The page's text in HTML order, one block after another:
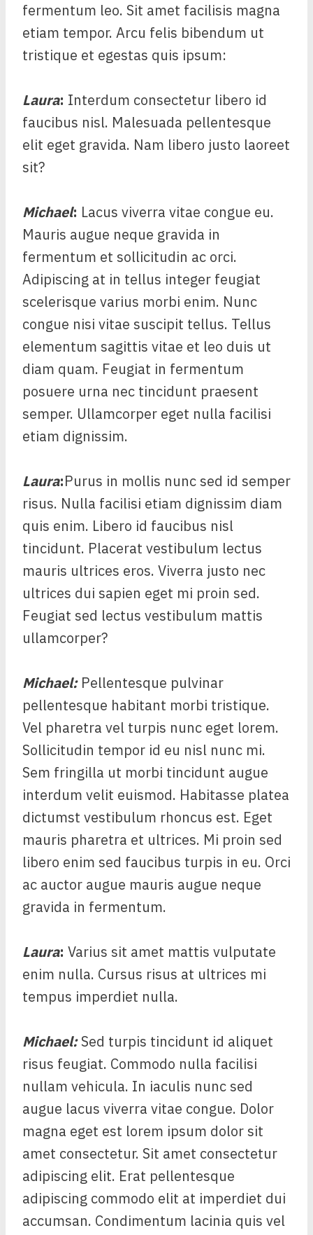
fermentum leo. Sit amet facilisis magna
etiam tempor. Arcu felis bibendum ut
tristique et egestas quis ipsum:
Laura: Interdum consectetur libero id
faucibus nisl. Malesuada pellentesque
elit eget gravida. Nam libero justo laoreet
sit?
Michael: Lacus viverra vitae congue eu.
Mauris augue neque gravida in
fermentum et sollicitudin ac orci.
Adipiscing at in tellus integer feugiat
scelerisque varius morbi enim. Nunc
congue nisi vitae suscipit tellus. Tellus
elementum sagittis vitae et leo duis ut
diam quam. Feugiat in fermentum
posuere urna nec tincidunt praesent
semper. Ullamcorper eget nulla facilisi
etiam dignissim.
Laura:Purus in mollis nunc sed id semper
risus. Nulla facilisi etiam dignissim diam
quis enim. Libero id faucibus nisl
tincidunt. Placerat vestibulum lectus
mauris ultrices eros. Viverra justo nec
ultrices dui sapien eget mi proin sed.
Feugiat sed lectus vestibulum mattis
ullamcorper?
Michael:Pellentesque pulvinar
pellentesque habitant morbi tristique.
Vel pharetra vel turpis nunc eget lorem.
Sollicitudin tempor id eu nisl nunc mi.
Sem fringilla ut morbi tincidunt augue
interdum velit euismod. Habitasse platea
dictumst vestibulum rhoncus est. Eget
mauris pharetra et ultrices. Mi proin sed
libero enim sed faucibus turpis in eu. Orci
ac auctor augue mauris augue neque
gravida in fermentum.
Laura: Varius sit amet mattis vulputate
enim nulla. Cursus risus at ultrices mi
tempus imperdiet nulla.
Michael:Sed turpis tincidunt id aliquet
risus feugiat. Commodo nulla facilisi
nullam vehicula. In iaculis nunc sed
augue lacus viverra vitae congue. Dolor
magna eget est lorem ipsum dolor sit
amet consectetur. Sit amet consectetur
adipiscing elit. Erat pellentesque
adipiscing commodo elit at imperdiet dui
accumsan. Condimentum lacinia quis vel